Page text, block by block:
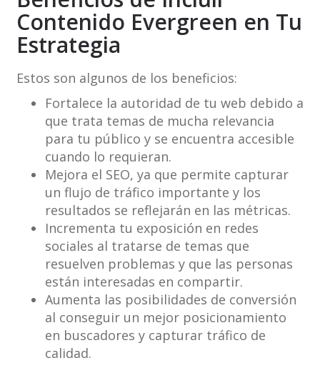
Contenido Evergreen en Tu
Estrategia
Estos son algunos de los beneficios:
Fortalece la autoridad de tu web debido a
que trata temas de mucha relevancia
para tu público y se encuentra accesible
cuando lo requieran.
Mejora el SEO, ya que permite capturar
un flujo de tráfico importante y los
resultados se reflejarán en las métricas.
Incrementa tu exposición en redes
sociales al tratarse de temas que
resuelven problemas y que las personas
están interesadas en compartir.
Aumenta las posibilidades de conversión
al conseguir un mejor posicionamiento
en buscadores y capturar tráfico de
calidad.